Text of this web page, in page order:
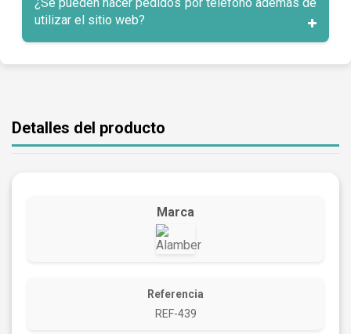
utilizar el sitio web?
Detalles del producto
Marca
Referencia
REF-439